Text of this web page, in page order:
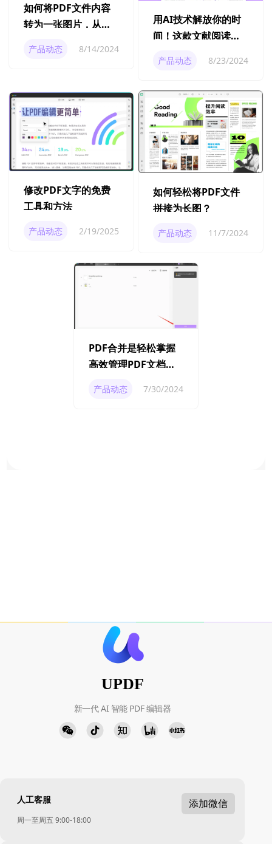
如何将PDF文件内容
转为一张图片，从而
作？
产品动态 8/14/2024
用AI技术解放你的时
间！这款文献阅读神
产品动态 8/23/2024
修改PDF文字的免费
工具和方法
产品动态 2/19/2025
如何轻松将PDF文件
拼接为长图？
产品动态 11/7/2024
PDF合并是轻松掌握
高效管理PDF文档的
产品动态 7/30/2024
UPDF
新一代 AI 智能 PDF 编辑器
人工客服
周一至周五 9:00-18:00
添加微信